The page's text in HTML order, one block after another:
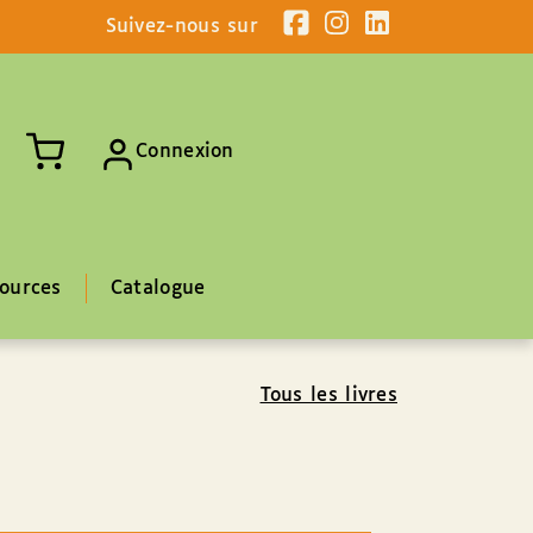
Suivez-nous sur
Connexion
Catalogue
Tous les livres